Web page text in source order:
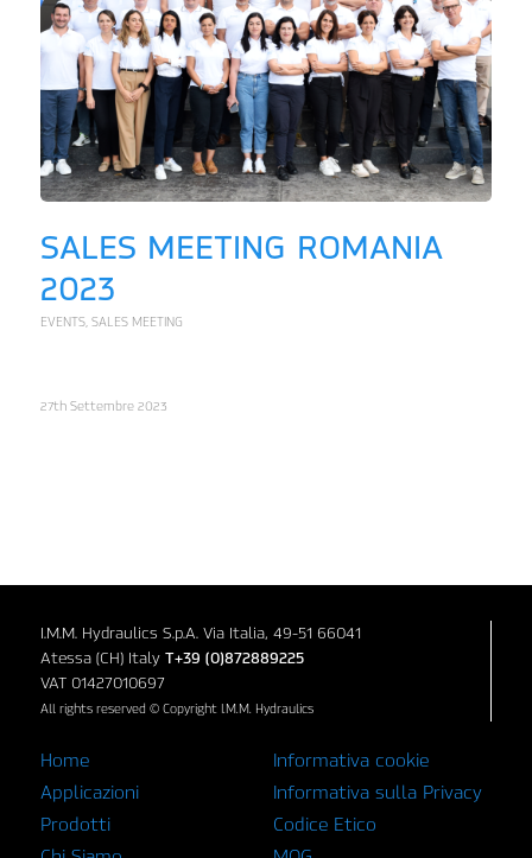
SALES MEETING ROMANIA
2023
EVENTS, SALES MEETING
27th Settembre 2023
I.M.M. Hydraulics S.p.A. Via Italia, 49-51 66041
Atessa (CH) Italy T+39 (0)872889225
VAT 01427010697
All rights reserved © Copyright I.M.M. Hydraulics
Home
Applicazioni
Prodotti
Informativa cookie
Informativa sulla Privacy
Codice Etico